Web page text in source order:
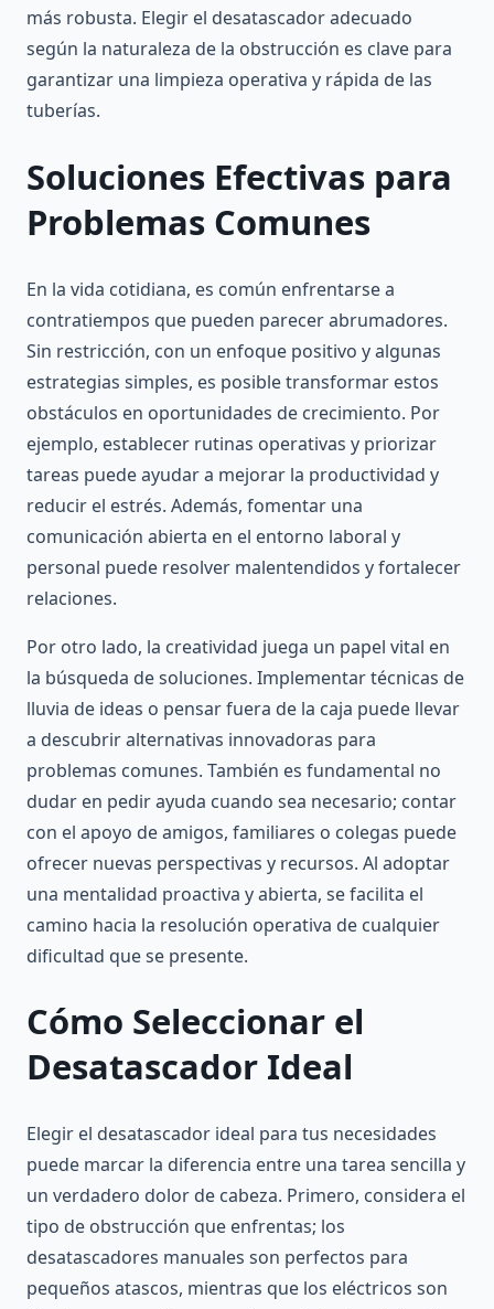
más robusta. Elegir el desatascador adecuado
según la naturaleza de la obstrucción es clave para
garantizar una limpieza operativa y rápida de las
tuberías.
Soluciones Efectivas para
Problemas Comunes
En la vida cotidiana, es común enfrentarse a
contratiempos que pueden parecer abrumadores.
Sin restricción, con un enfoque positivo y algunas
estrategias simples, es posible transformar estos
obstáculos en oportunidades de crecimiento. Por
ejemplo, establecer rutinas operativas y priorizar
tareas puede ayudar a mejorar la productividad y
reducir el estrés. Además, fomentar una
comunicación abierta en el entorno laboral y
personal puede resolver malentendidos y fortalecer
relaciones.
Por otro lado, la creatividad juega un papel vital en
la búsqueda de soluciones. Implementar técnicas de
lluvia de ideas o pensar fuera de la caja puede llevar
a descubrir alternativas innovadoras para
problemas comunes. También es fundamental no
dudar en pedir ayuda cuando sea necesario; contar
con el apoyo de amigos, familiares o colegas puede
ofrecer nuevas perspectivas y recursos. Al adoptar
una mentalidad proactiva y abierta, se facilita el
camino hacia la resolución operativa de cualquier
dificultad que se presente.
Cómo Seleccionar el
Desatascador Ideal
Elegir el desatascador ideal para tus necesidades
puede marcar la diferencia entre una tarea sencilla y
un verdadero dolor de cabeza. Primero, considera el
tipo de obstrucción que enfrentas; los
desatascadores manuales son perfectos para
pequeños atascos, mientras que los eléctricos son